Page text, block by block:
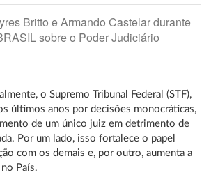
Britto e Armando Castelar durante
sobre o Poder Judiciário
o Supremo Tribunal Federal (STF),
últimos anos por decisões monocráticas,
de um único juiz em detrimento de
Por um lado, isso fortalece o papel
com os demais e, por outro, aumenta a
País.